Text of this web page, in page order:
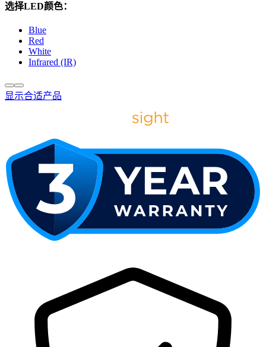
选择LED颜色：
Blue
Red
White
Infrared (IR)
显示合适产品